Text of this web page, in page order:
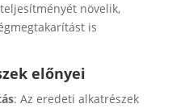
növelik,
is
előnyei
: Az eredeti alkatrészek